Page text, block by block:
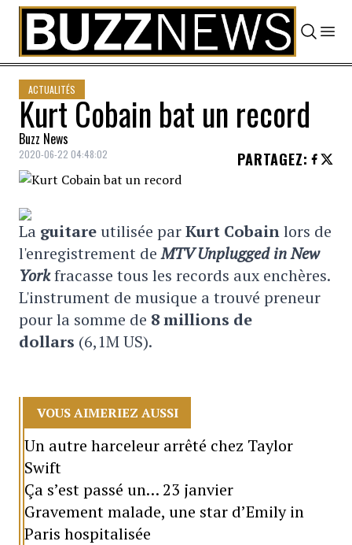
Skip to content
ACTUALITÉS
Kurt Cobain bat un record
Buzz News
2020-06-22 04:48:02 PARTAGEZ:
La guitare utilisée parKurt Cobainlors de
l'enregistrement deMTV Unplugged in New
Yorkfracasse tous les records aux enchères.
L'instrument de musique a trouvé preneur
pour la somme de 8 millions de
dollars (6,1M US).
VOUS AIMERIEZ AUSSI
Un autre harceleur arrêté chez Taylor
Swift
Ça s’est passé un… 23 janvier
Gravement malade, une star d’Emily in
Paris hospitalisée